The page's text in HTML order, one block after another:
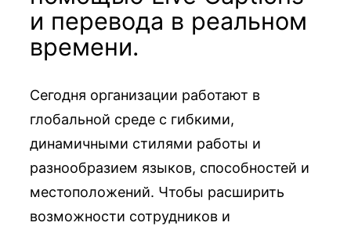
и перевода в реальном
времени.
Сегодня организации работают в
глобальной среде с гибкими,
динамичными стилями работы и
разнообразием языков, способностей и
местоположений. Чтобы расширить
возможности сотрудников и